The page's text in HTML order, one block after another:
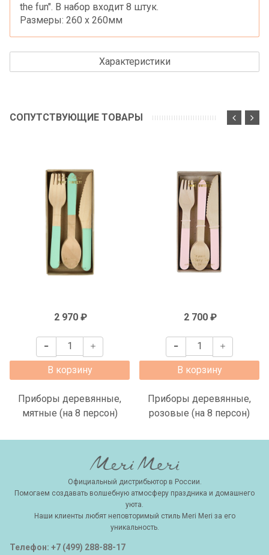
the fun". В набор входит 8 штук.
Размеры: 260 x 260мм
Характеристики
СОПУТСТВУЮЩИЕ ТОВАРЫ
2 970 ₽
В корзину
Приборы деревянные,
мятные (на 8 персон)
2 700 ₽
В корзину
Приборы деревянные,
розовые (на 8 персон)
Официальный дистрибьютор в России.
Помогаем создавать волшебную атмосферу праздника и домашнего
уюта.
Наши клиенты любят неповторимый стиль Meri Meri за его
уникальность.
Телефон: +7 (499) 288-88-17